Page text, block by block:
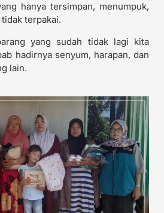
hanya tersimpan, menumpuk,
terpakai.
yang sudah tidak lagi kita
hadirnya senyum, harapan, dan
lain.